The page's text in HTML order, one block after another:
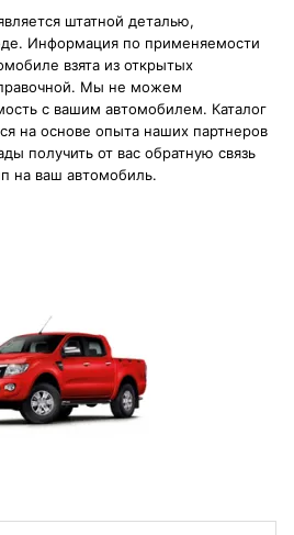
штатной деталью,
Информация по применяемости
взята из открытых
Мы не можем
с вашим автомобилем. Каталог
на основе опыта наших партнеров
получить от вас обратную связь
на ваш автомобиль.